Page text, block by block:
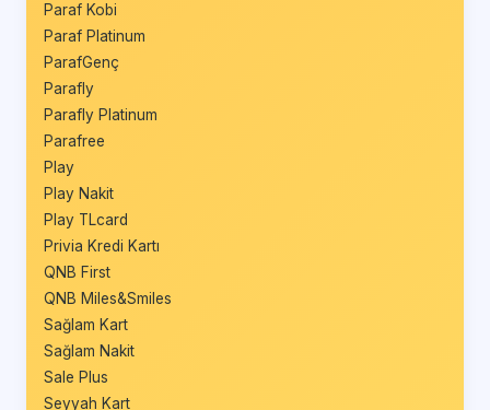
Paraf Kobi
Paraf Platinum
ParafGenç
Parafly
Parafly Platinum
Parafree
Play
Play Nakit
Play TLcard
Privia Kredi Kartı
QNB First
QNB Miles&Smiles
Sağlam Kart
Sağlam Nakit
Sale Plus
Seyyah Kart